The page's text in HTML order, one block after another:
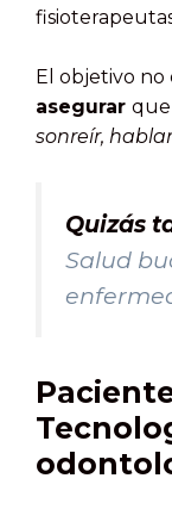
El objetivo no
asegurar
sonreír,
Quizás
Salud